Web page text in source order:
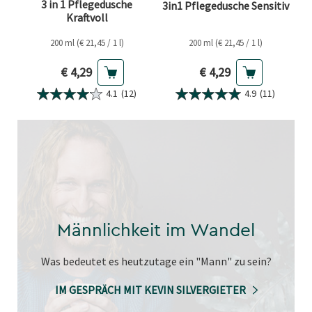
3 in 1 Pflegedusche
Kraftvoll
200 ml (€ 21,45 / 1 l)
Aktueller Preis
€ 4,29
4.1 (12)
3in1 Pflegedusche Sensitiv
200 ml (€ 21,45 / 1 l)
Aktueller Preis
€ 4,29
4.9 (11)
Männlichkeit im Wandel
Was bedeutet es heutzutage ein "Mann" zu sein?
IM GESPRÄCH MIT KEVIN SILVERGIETER